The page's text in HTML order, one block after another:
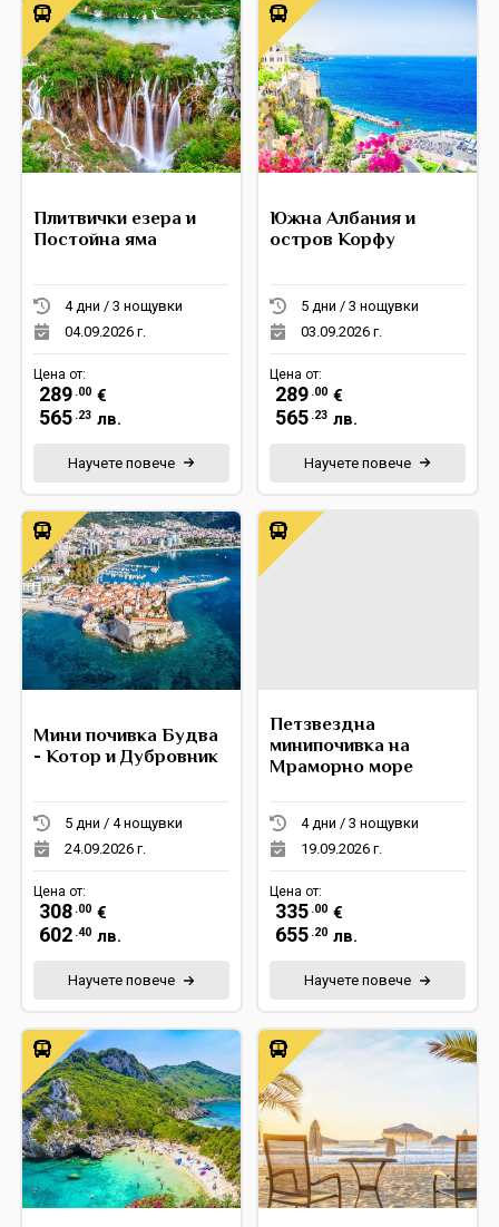
Плитвички езера и
Постойна яма
4 дни / 3 нощувки
04.09.2026 г.
Цена от:
289 .00 €
565 .23 лв.
Научете повече
Южна Албания и
остров Корфу
5 дни / 3 нощувки
03.09.2026 г.
Цена от:
289 .00 €
565 .23 лв.
Научете повече
Мини почивка Будва
- Котор и Дубровник
5 дни / 4 нощувки
24.09.2026 г.
Цена от:
308 .00 €
602 .40 лв.
Научете повече
Петзвездна
минипочивка на
Мраморно море
4 дни / 3 нощувки
19.09.2026 г.
Цена от:
335 .00 €
655 .20 лв.
Научете повече